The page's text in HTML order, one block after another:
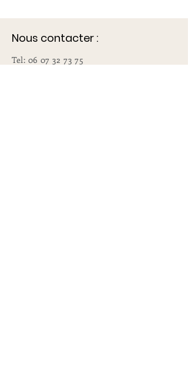
Nous contacter :
Tel: 06 07 32 73 75